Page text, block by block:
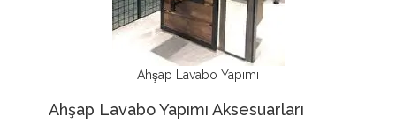
Ahşap Lavabo Yapımı
Ahşap Lavabo Yapımı Aksesuarları